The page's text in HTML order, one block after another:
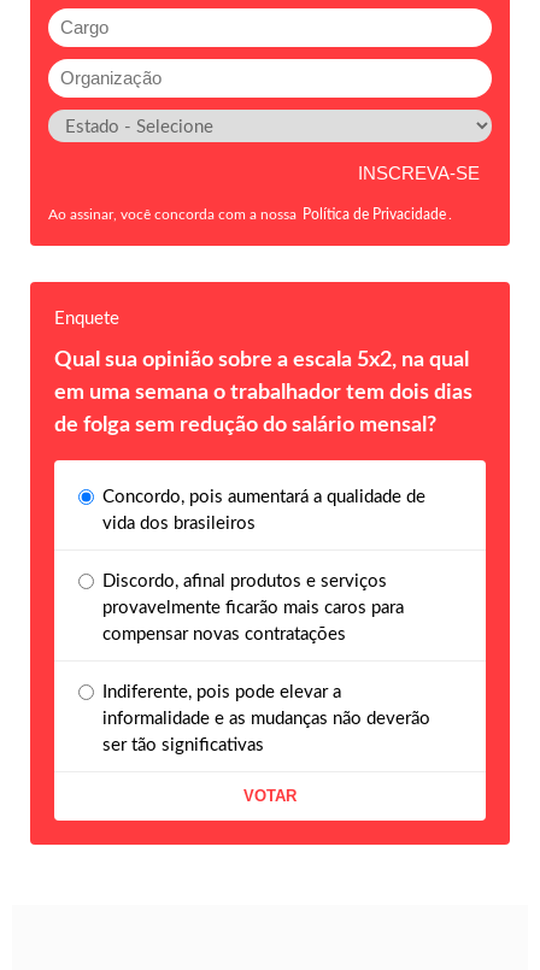
Ao assinar, você concorda com a nossa Política de Privacidade
Enquete
Qual sua opinião sobre a escala 5x2, na qual
em uma semana o trabalhador tem dois dias
de folga sem redução do salário mensal?
Concordo, pois aumentará a qualidade de
vida dos brasileiros
Discordo, afinal produtos e serviços
provavelmente ficarão mais caros para
compensar novas contratações
Indiferente, pois pode elevar a
informalidade e as mudanças não deverão
ser tão significativas